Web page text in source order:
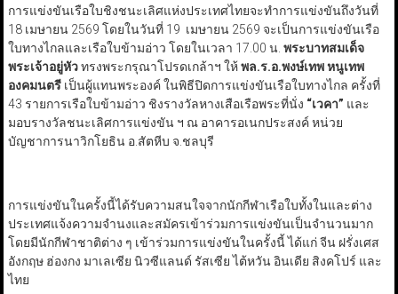
การแข่งขันเรือใบชิงชนะเลิศแห่งประเทศไทยจะทำการแข่งขันถึงวันที่
18 เมษายน 2569 โดยในวันที่ 19 เมษายน 2569 จะเป็นการแข่งขันเรือ
ใบทางไกลและเรือใบข้ามอ่าว โดยในเวลา 17.00 น. พระบาทสมเด็จ
พระเจ้าอยู่หัวทรงพระกรุณาโปรดเกล้าฯ ให้พล.ร.อ.พงษ์เทพ หนูเทพ
องคมนตรีเป็นผู้แทนพระองค์ ในพิธีปิดการแข่งขันเรือใบทางไกล ครั้งที่
43 รายการเรือใบข้ามอ่าว ชิงรางวัลหางเสือเรือพระที่นั่ง “เวคา” และ
มอบรางวัลชนะเลิศการแข่งขัน ฯ ณ อาคารอเนกประสงค์ หน่วย
บัญชาการนาวิกโยธิน อ.สัตหีบ จ.ชลบุรี
การแข่งขันในครั้งนี้ได้รับความสนใจจากนักกีฬาเรือใบทั้งในและต่าง
ประเทศแจ้งความจำนงและสมัครเข้าร่วมการแข่งขันเป็นจำนวนมาก
โดยมีนักกีฬาชาติต่าง ๆ เข้าร่วมการแข่งขันในครั้งนี้ ได้แก่ จีน ฝรั่งเศส
อังกฤษ ฮ่องกง มาเลเซีย นิวซีแลนด์ รัสเซีย ไต้หวัน อินเดีย สิงคโปร์ และ
ไทย